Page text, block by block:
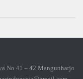
No 41 – 42 Mangunharjo